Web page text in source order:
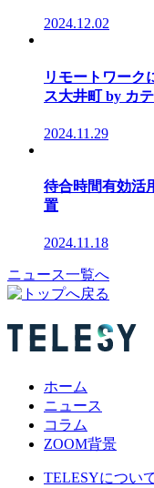
2024.12.02
リモートワーク
ス大井町 by カテ
2024.11.29
待合時間有効活
置
2024.11.18
ニュース一覧へ
ホーム
ニュース
コラム
ZOOM背景
TELESYについ